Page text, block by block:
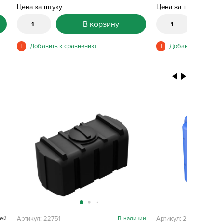
Цена за штуку
В корзину
Цена за штуку
Артикул: 22751 В наличии Артикул: 22721